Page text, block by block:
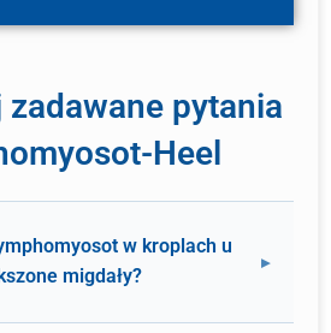
pytania
Heel
w kroplach u
migdały?